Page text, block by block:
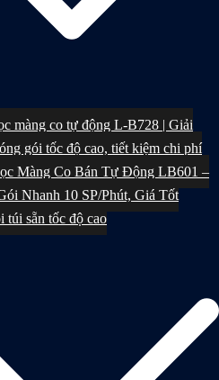
màng co tự động L-B728 | Giải
gói tốc độ cao, tiết kiệm chi phí
Màng Co Bán Tự Động LB601 –
Nhanh 10 SP/Phút, Giá Tốt
túi sẵn tốc độ cao